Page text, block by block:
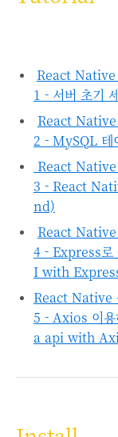
React
1 - 서버 초기
React
2 - MySQL 테
React
3 - React
nd)
React
4 - Express
I with
React Native
5 - Axios 이
a api with